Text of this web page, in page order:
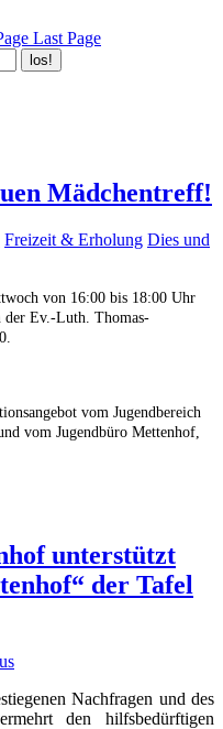
Last Page
los!
Mädchentreff!
Freizeit & Erholung Dies und
von 16:00 bis 18:00 Uhr
der Ev.-Luth. Thomas-
vom Jugendbereich
vom Jugendbüro Mettenhof,
unterstützt
der Tafel
Nachfragen und des
den hilfsbedürftigen